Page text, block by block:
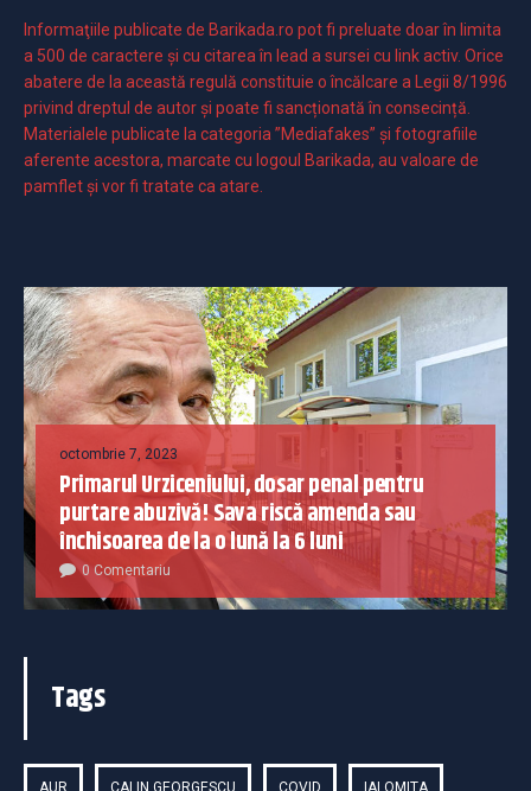
Informaţiile publicate de Barikada.ro pot fi preluate doar în limita
a 500 de caractere şi cu citarea în lead a sursei cu link activ. Orice
abatere de la această regulă constituie o încălcare a Legii 8/1996
privind dreptul de autor și poate fi sancționată în consecință.
Materialele publicate la categoria ”Mediafakes” și fotografiile
aferente acestora, marcate cu logoul Barikada, au valoare de
pamflet și vor fi tratate ca atare.
octombrie 7, 2023
Primarul Urziceniului, dosar penal pentru
purtare abuzivă! Sava riscă amenda sau
închisoarea de la o lună la 6 luni
0 Comentariu
Tags
AUR CALIN GEORGESCU COVID IALOMITA